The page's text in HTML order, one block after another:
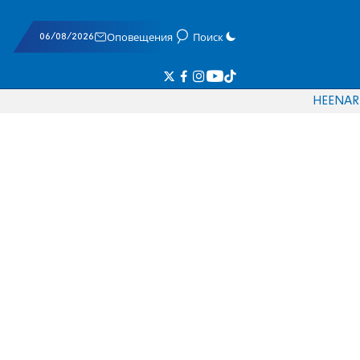
06/08/2026 Оповещения Поиск
HEENAR